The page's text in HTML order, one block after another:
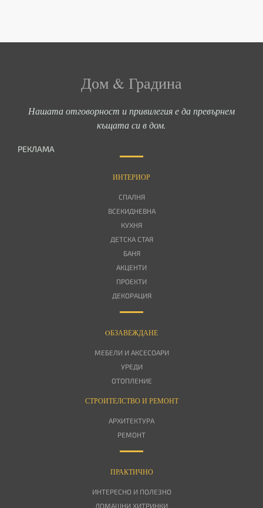
Дом & Градина
Нашата отговорност и привилегия е да превърнем
къщата си в дом.
РЕКЛАМА
ИНТЕРИОР
СПАЛНЯ
ВСЕКИДНЕВНА
КУХНЯ
ДЕТСКА СТАЯ
БАНЯ
АКЦЕНТИ
ПРОЕКТИ
ДЕКОРАЦИЯ
OБЗАВЕЖДАНЕ
МЕБЕЛИ И АКСЕСОАРИ
УРЕДИ
ОТОПЛЕНИЕ
СТРОИТЕЛСТВО И РЕМОНТ
АРХИТЕКТУРА
РЕМОНТ
ПРАКТИЧНО
ИНТЕРЕСНО И ПОЛЕЗНО
ДОМАШНИ ХИТРИНКИ